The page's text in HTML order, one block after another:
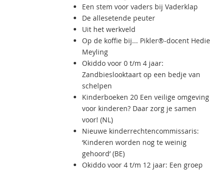
Een stem voor vaders bij Vaderklap
De allesetende peuter
Uit het werkveld
Op de koffie bij... Pikler®-docent Hedie
Meyling
Okiddo voor 0 t/m 4 jaar:
Zandbieslooktaart op een bedje van
schelpen
Kinderboeken 20 Een veilige omgeving
voor kinderen? Daar zorg je samen
voor! (NL)
Nieuwe kinderrechtencommissaris:
‘Kinderen worden nog te weinig
gehoord’ (BE)
Okiddo voor 4 t/m 12 jaar: Een groep